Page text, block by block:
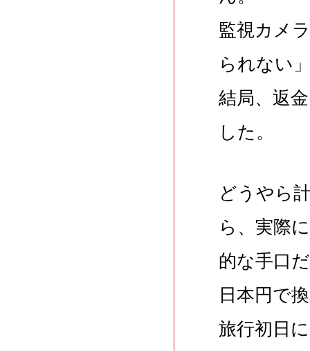
監視カメ
られない
結局、返
した。
どうやら
ら、実際
的な手口
日本円で
旅行初日